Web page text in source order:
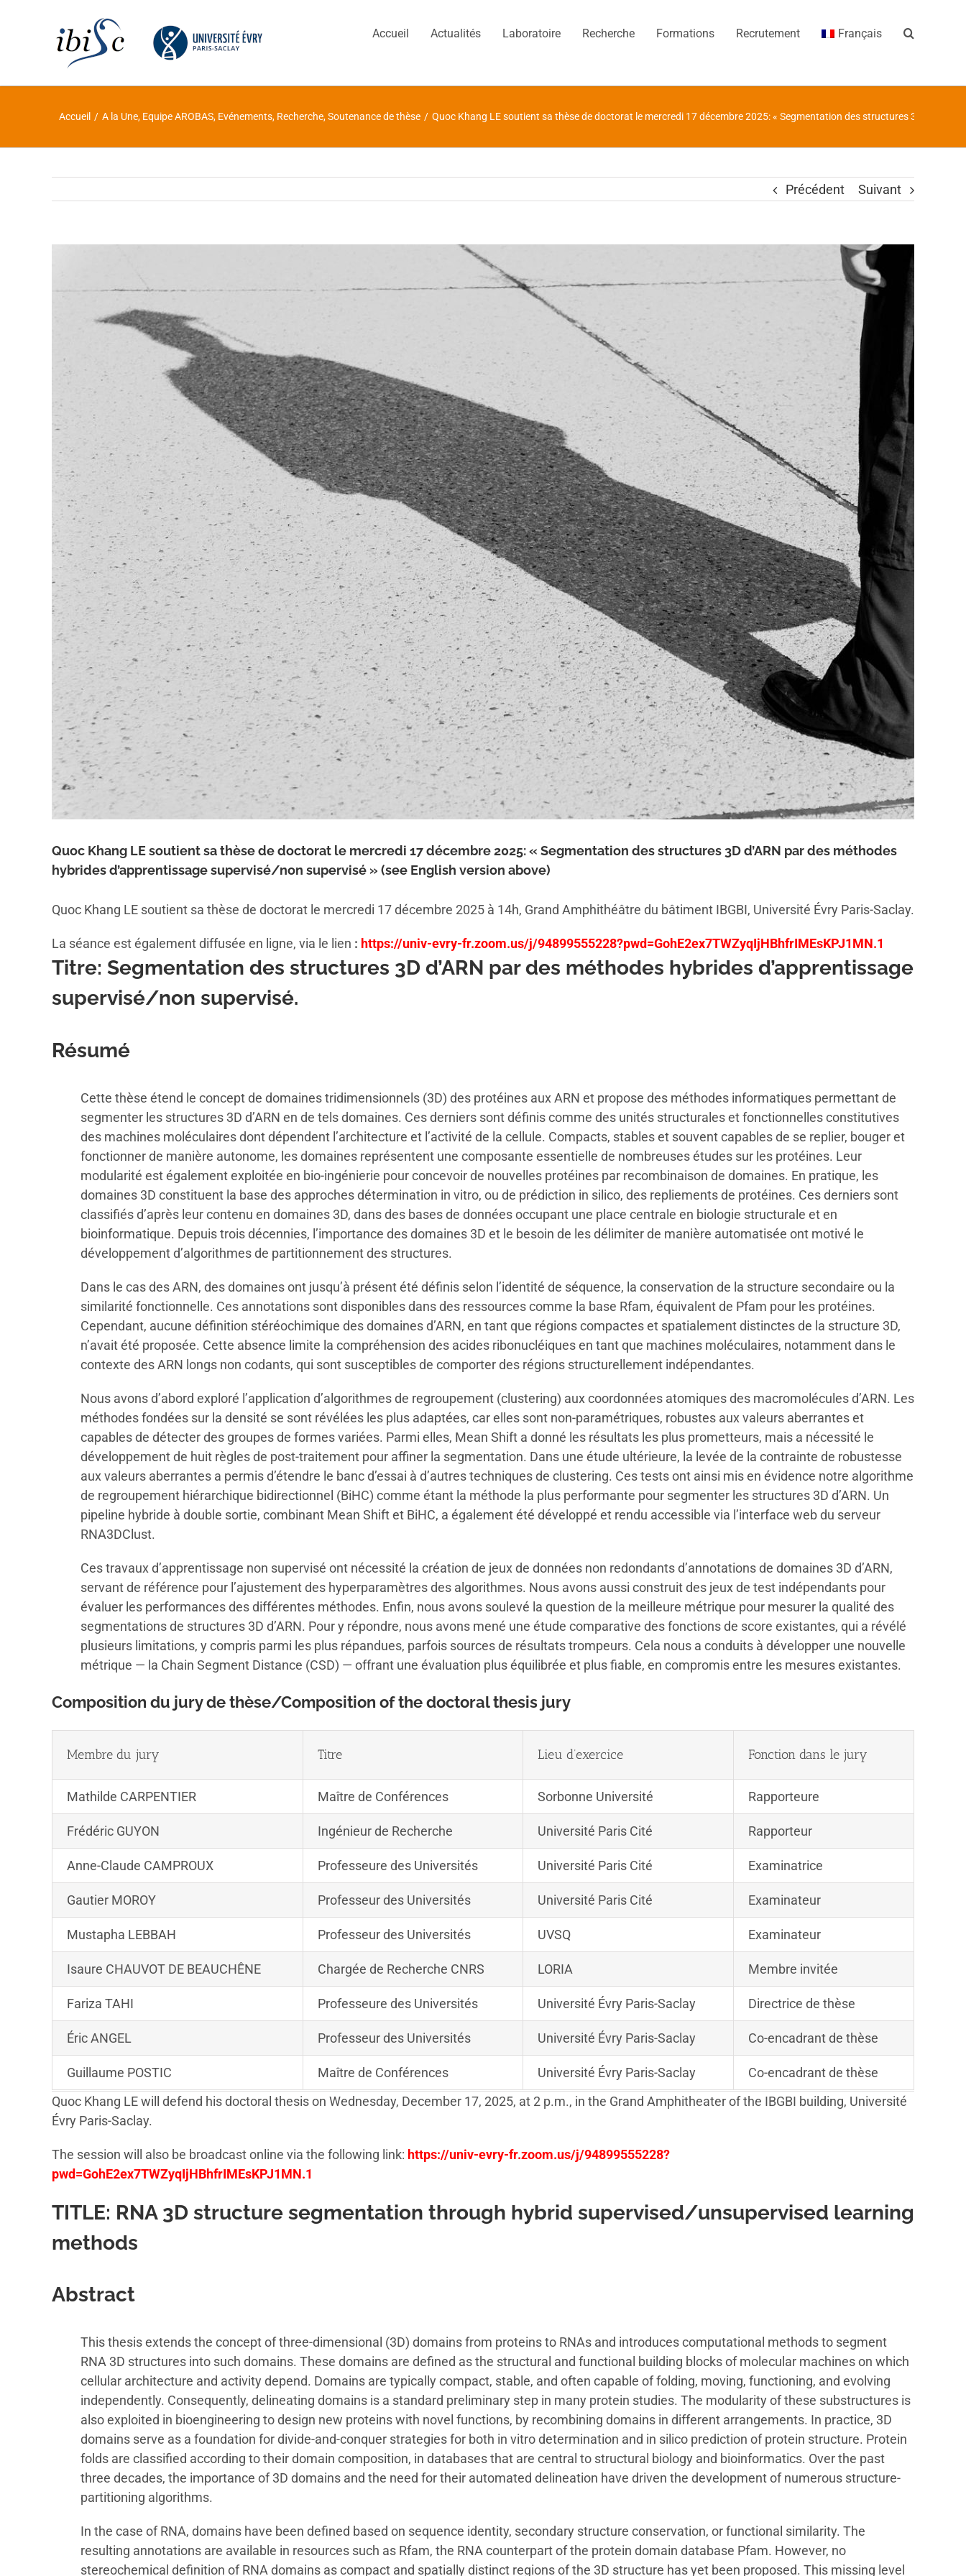
Accueil Actualités Laboratoire Recherche Formations Recrutement Français
Accueil / A la Une, Equipe AROBAS, Evénements, Recherche,Soutenance de thèse / Quoc Khang LE soutient sa thèse de doctorat le mercredi 17 décembre 2025: « Segmentation des structures 3D d’ARN
Précédent Suivant
agrandie
Quoc Khang LE soutient sa thèse de doctorat le mercredi 17 décembre 2025: « Segmentation des structures 3D d’ARN par des méthodes
hybrides d’apprentissage supervisé/non supervisé » (see English version above)
Quoc Khang LE soutient sa thèse de doctorat le mercredi 17 décembre 2025 à 14h, Grand Amphithéâtre du bâtiment IBGBI, Université Évry Paris-Saclay.
La séance est également diffusée en ligne, via le lien : https://univ-evry-fr.zoom.us/j/94899555228?pwd=GohE2ex7TWZyqIjHBhfrIMEsKPJ1MN.1
Titre: Segmentation des structures 3D d’ARN par des méthodes hybrides d’apprentissage
supervisé/non supervisé.
Résumé
Cette thèse étend le concept de domaines tridimensionnels (3D) des protéines aux ARN et propose des méthodes informatiques permettant de
segmenter les structures 3D d’ARN en de tels domaines. Ces derniers sont définis comme des unités structurales et fonctionnelles constitutives
des machines moléculaires dont dépendent l’architecture et l’activité de la cellule. Compacts, stables et souvent capables de se replier, bouger et
fonctionner de manière autonome, les domaines représentent une composante essentielle de nombreuses études sur les protéines. Leur
modularité est également exploitée en bio-ingénierie pour concevoir de nouvelles protéines par recombinaison de domaines. En pratique, les
domaines 3D constituent la base des approches détermination in vitro, ou de prédiction in silico, des repliements de protéines. Ces derniers sont
classifiés d’après leur contenu en domaines 3D, dans des bases de données occupant une place centrale en biologie structurale et en
bioinformatique. Depuis trois décennies, l’importance des domaines 3D et le besoin de les délimiter de manière automatisée ont motivé le
développement d’algorithmes de partitionnement des structures.
Dans le cas des ARN, des domaines ont jusqu’à présent été définis selon l’identité de séquence, la conservation de la structure secondaire ou la
similarité fonctionnelle. Ces annotations sont disponibles dans des ressources comme la base Rfam, équivalent de Pfam pour les protéines.
Cependant, aucune définition stéréochimique des domaines d’ARN, en tant que régions compactes et spatialement distinctes de la structure 3D,
n’avait été proposée. Cette absence limite la compréhension des acides ribonucléiques en tant que machines moléculaires, notamment dans le
contexte des ARN longs non codants, qui sont susceptibles de comporter des régions structurellement indépendantes.
Nous avons d’abord exploré l’application d’algorithmes de regroupement (clustering) aux coordonnées atomiques des macromolécules d’ARN. Les
méthodes fondées sur la densité se sont révélées les plus adaptées, car elles sont non-paramétriques, robustes aux valeurs aberrantes et
capables de détecter des groupes de formes variées. Parmi elles, Mean Shift a donné les résultats les plus prometteurs, mais a nécessité le
développement de huit règles de post-traitement pour affiner la segmentation. Dans une étude ultérieure, la levée de la contrainte de robustesse
aux valeurs aberrantes a permis d’étendre le banc d’essai à d’autres techniques de clustering. Ces tests ont ainsi mis en évidence notre algorithme
de regroupement hiérarchique bidirectionnel (BiHC) comme étant la méthode la plus performante pour segmenter les structures 3D d’ARN. Un
pipeline hybride à double sortie, combinant Mean Shift et BiHC, a également été développé et rendu accessible via l’interface web du serveur
RNA3DClust.
Ces travaux d’apprentissage non supervisé ont nécessité la création de jeux de données non redondants d’annotations de domaines 3D d’ARN,
servant de référence pour l’ajustement des hyperparamètres des algorithmes. Nous avons aussi construit des jeux de test indépendants pour
évaluer les performances des différentes méthodes. Enfin, nous avons soulevé la question de la meilleure métrique pour mesurer la qualité des
segmentations de structures 3D d’ARN. Pour y répondre, nous avons mené une étude comparative des fonctions de score existantes, qui a révélé
plusieurs limitations, y compris parmi les plus répandues, parfois sources de résultats trompeurs. Cela nous a conduits à développer une nouvelle
métrique — la Chain Segment Distance (CSD) — offrant une évaluation plus équilibrée et plus fiable, en compromis entre les mesures existantes.
Composition du jury de thèse/Composition of the doctoral thesis jury
Membre du jury Titre Lieu d’exercice Fonction dans le jury
Mathilde CARPENTIER Maître de Conférences Sorbonne Université Rapporteure
Frédéric GUYON Ingénieur de Recherche Université Paris Cité Rapporteur
Anne-Claude CAMPROUX Professeure des Universités Université Paris Cité Examinatrice
Gautier MOROY Professeur des Universités Université Paris Cité Examinateur
Mustapha LEBBAH Professeur des Universités UVSQ Examinateur
Isaure CHAUVOT DE BEAUCHÊNE Chargée de Recherche CNRS LORIA Membre invitée
Fariza TAHI Professeure des Universités Université Évry Paris-Saclay Directrice de thèse
Éric ANGEL Professeur des Universités Université Évry Paris-Saclay Co-encadrant de thèse
Guillaume POSTIC Maître de Conférences Université Évry Paris-Saclay
Co-encadrant de thèse
Quoc Khang LE will defend his doctoral thesis on Wednesday, December 17, 2025, at 2 p.m., in the Grand Amphitheater of the IBGBI building, Université
Évry Paris-Saclay.
The session will also be broadcast online via the following link: https://univ-evry-fr.zoom.us/j/94899555228?
pwd=GohE2ex7TWZyqIjHBhfrIMEsKPJ1MN.1
TITLE: RNA 3D structure segmentation through hybrid supervised/unsupervised learning
methods
Abstract
This thesis extends the concept of three-dimensional (3D) domains from proteins to RNAs and introduces computational methods to segment
RNA 3D structures into such domains. These domains are defined as the structural and functional building blocks of molecular machines on which
cellular architecture and activity depend. Domains are typically compact, stable, and often capable of folding, moving, functioning, and evolving
independently. Consequently, delineating domains is a standard preliminary step in many protein studies. The modularity of these substructures is
also exploited in bioengineering to design new proteins with novel functions, by recombining domains in different arrangements. In practice, 3D
domains serve as a foundation for divide-and-conquer strategies for both in vitro determination and in silico prediction of protein structure. Protein
folds are classified according to their domain composition, in databases that are central to structural biology and bioinformatics. Over the past
three decades, the importance of 3D domains and the need for their automated delineation have driven the development of numerous structure-
partitioning algorithms.
In the case of RNA, domains have been defined based on sequence identity, secondary structure conservation, or functional similarity. The
resulting annotations are available in resources such as Rfam, the RNA counterpart of the protein domain database Pfam. However, no
stereochemical definition of RNA domains as compact and spatially distinct regions of the 3D structure has yet been proposed. This missing level